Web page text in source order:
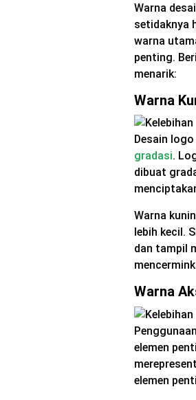
Warna
setidaknya
warna
penting.
menarik:
Warna
Desain
gradasi.
dibuat
Warna
lebih kecil.
dan tampil
Warna
elemen
elemen